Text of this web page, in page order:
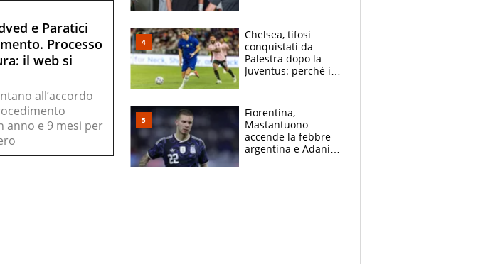
e Paratici
Processo
il web si
all’accordo
anno e 9 mesi per
Open
Chelsea, tifosi
conquistati da
Palestra dopo la
Juventus: perché i
Fiorentina,
Mastantuono
accende la febbre
argentina e Adani